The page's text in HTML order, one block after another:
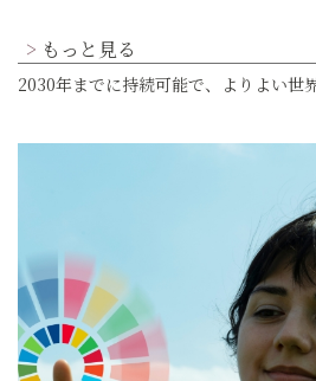
もっと見る
2030年までに持続可能で、よりよい世